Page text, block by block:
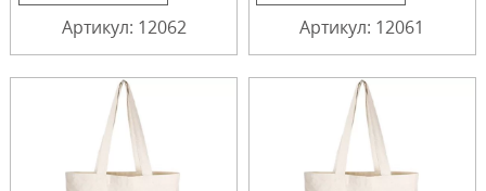
Артикул: 12062 Артикул: 12061